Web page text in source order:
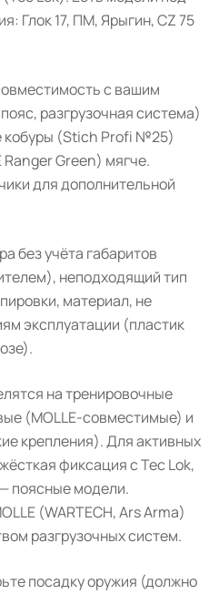
Глок 17, ПМ, Ярыгин, CZ 75
с вашим
разгрузочная система)
кобуры (Stich Profi №25)
Ranger Green) мягче.
для дополнительной
без учёта габаритов
неподходящий тип
материал, не
эксплуатации (пластик
на тренировочные
(MOLLE-совместимые) и
крепления). Для активных
фиксация с Tec Lok,
поясные модели.
(WARTECH, Ars Arma)
разгрузочных систем.
посадку оружия (должно